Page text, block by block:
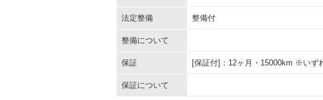
法定整備 整備付
整備について
保証 [保証付]：12ヶ月・15000km ※いず
保証について